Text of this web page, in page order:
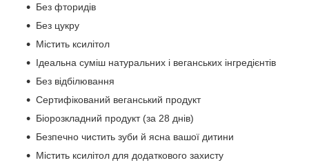
Без фторидів
Без цукру
Містить ксилітол
Ідеальна суміш натуральних і веганських інгредієнтів
Без відбілювання
Сертифікований веганський продукт
Біорозкладний продукт (за 28 днів)
Безпечно чистить зуби й ясна вашої дитини
Містить ксилітол для додаткового захисту